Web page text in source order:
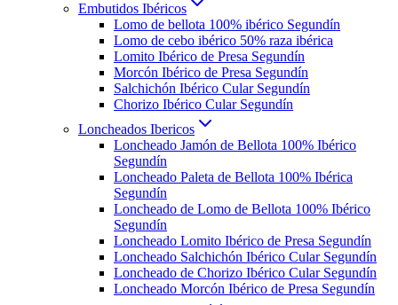
Embutidos Ibéricos
Lomo de bellota 100% ibérico Segundín
Lomo de cebo ibérico 50% raza ibérica
Lomito Ibérico de Presa Segundín
Morcón Ibérico de Presa Segundín
Salchichón Ibérico Cular Segundín
Chorizo Ibérico Cular Segundín
Loncheados Ibericos
Loncheado Jamón de Bellota 100% Ibérico
Segundín
Loncheado Paleta de Bellota 100% Ibérica
Segundín
Loncheado de Lomo de Bellota 100% Ibérico
Segundín
Loncheado Lomito Ibérico de Presa Segundín
Loncheado Salchichón Ibérico Cular Segundín
Loncheado de Chorizo Ibérico Cular Segundín
Loncheado Morcón Ibérico de Presa Segundín